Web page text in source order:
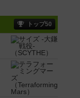
トップ50